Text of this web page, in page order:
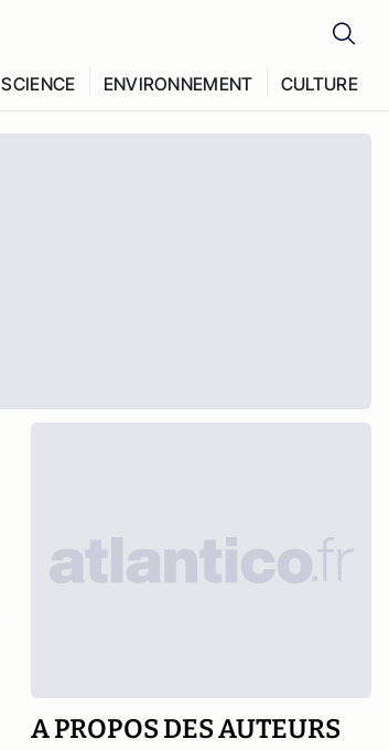
SCIENCE ENVIRONNEMENT CULTURE
A PROPOS DES AUTEURS